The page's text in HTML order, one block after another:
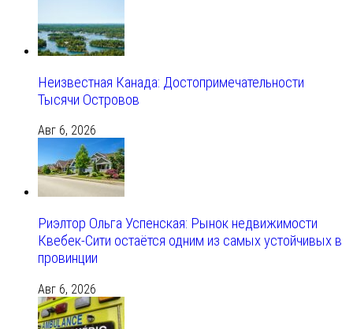
Неизвестная Канада: Достопримечательности
Тысячи Островов
Авг 6, 2026
Риэлтор Ольга Успенская: Рынок недвижимости
Квебек-Сити остаётся одним из самых устойчивых в
провинции
Авг 6, 2026